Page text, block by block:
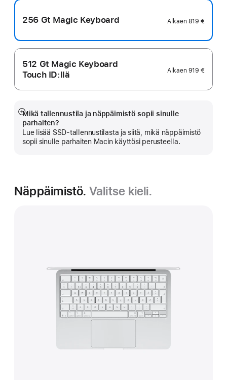
256 Gt Magic Keyboard Alkaen 819 €
512 Gt Magic Keyboard
Touch ID:llä
Alkaen 919 €
Mikä tallennustila ja näppäimistö sopii sinulle
parhaiten?
Lue lisää SSD-tallennustilasta ja siitä, mikä näppäimistö
sopii sinulle parhaiten Macin käyttösi perusteella.
Näytä
lisää
Näppäimistö. Valitse kieli.